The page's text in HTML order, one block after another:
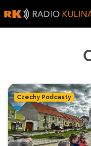
to
content
Czechy Podcasty